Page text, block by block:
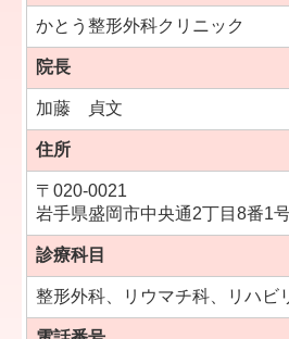
かとう整形外科クリニック
院長
加藤 貞文
住所
〒020-0021
岩手県盛岡市中央通2丁目8番1
診療科目
整形外科、リウマチ科、リハビ